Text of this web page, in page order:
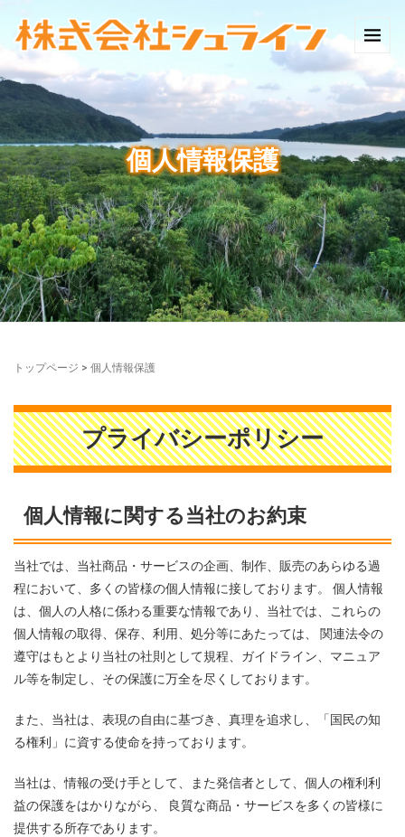
個人情報保護
トップページ > 個人情報保護
プライバシーポリシー
個人情報に関する当社のお約束
当社では、当社商品・サービスの企画、制作、販売のあらゆる過
程において、多くの皆様の個人情報に接しております。 個人情報
は、個人の人格に係わる重要な情報であり、当社では、これらの
個人情報の取得、保存、利用、処分等にあたっては、 関連法令の
遵守はもとより当社の社則として規程、ガイドライン、マニュア
ル等を制定し、その保護に万全を尽くしております。
また、当社は、表現の自由に基づき、真理を追求し、「国民の知
る権利」に資する使命を持っております。
当社は、情報の受け手として、また発信者として、個人の権利利
益の保護をはかりながら、 良質な商品・サービスを多くの皆様に
提供する所存であります。